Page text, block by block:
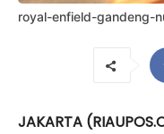
royal-enfield-gandeng-
JAKARTA